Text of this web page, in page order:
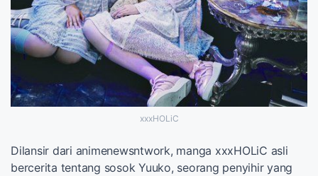
xxxHOLiC
Dilansir dari animenewsntwork, manga xxxHOLiC asli
bercerita tentang sosok Yuuko, seorang penyihir yang